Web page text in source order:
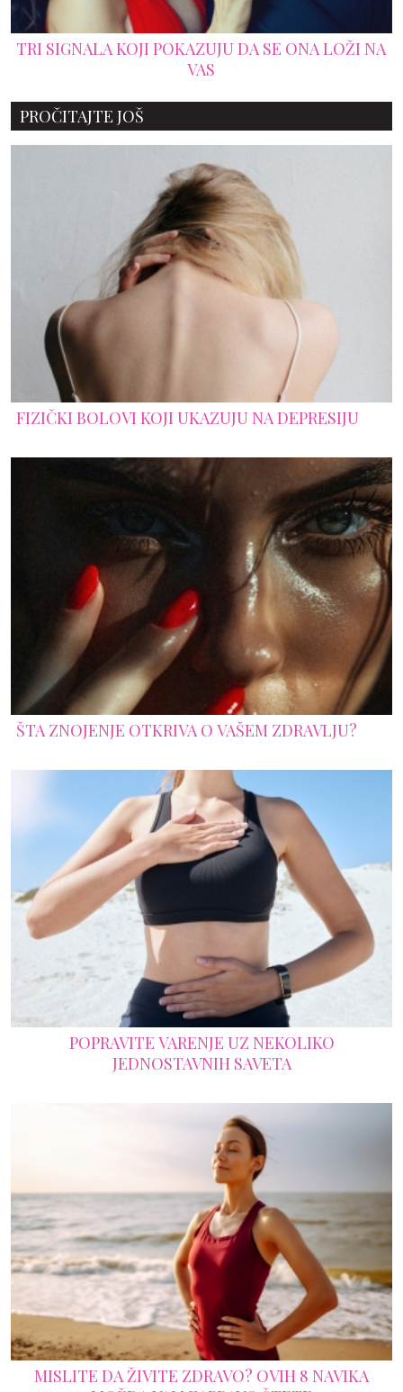
TRI SIGNALA KOJI POKAZUJU DA SE ONA LOŽI NA
VAS
PROČITAJTE JOŠ
FIZIČKI BOLOVI KOJI UKAZUJU NA DEPRESIJU
ŠTA ZNOJENJE OTKRIVA O VAŠEM ZDRAVLJU?
POPRAVITE VARENJE UZ NEKOLIKO
JEDNOSTAVNIH SAVETA
MISLITE DA ŽIVITE ZDRAVO? OVIH 8 NAVIKA